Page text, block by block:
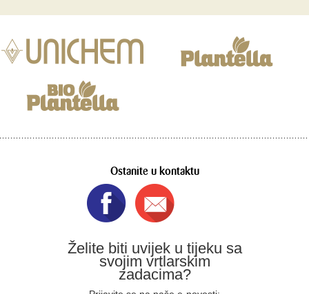
Ostanite u kontaktu
Želite biti uvijek u tijeku sa
svojim vrtlarskim
zadacima?